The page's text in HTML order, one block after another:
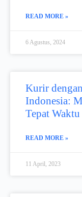
READ MORE »
6 Agustus, 2024
Kurir
Indonesia:
Tepat Waktu
READ MORE »
11 April, 2023